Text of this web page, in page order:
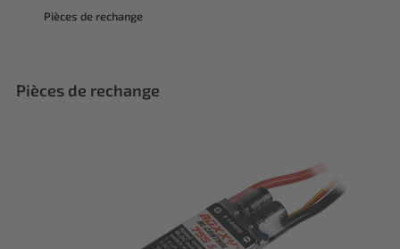
Pièces de rechange
Pièces de rechange